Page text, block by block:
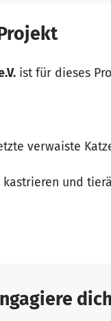
ist für dieses
verwaiste
und